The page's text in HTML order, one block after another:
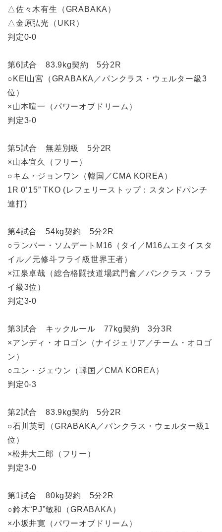
△佐々木有生（GRABAKA）
△金原弘光（UKR）
判定0-0
第6試合 83.9kg契約 5分2R
○KEI山宮（GRABAKA／パンクラス・ウェルター級3
位）
×山本喧一（パワーオブドリーム）
判定3-0
第5試合 無差別級 5分2R
×山本宜久（フリー）
○キム・ジョンワン（韓国／CMA KOREA）
1R 0’15” TKO (レフェリーストップ：スタンドパンチ
連打)
第4試合 54kg契約 5分2R
○ランバー・ソムデートM16（タイ／M16ムエタイスタ
イル／元修斗フライ級世界王者）
×江泉卓哉（総合格闘技道場武門會／パンクラス・フラ
イ級3位）
判定3-0
第3試合 キックルール 77kg契約 3分3R
×アンディ・オロゴン（ナイジェリア／チーム・オロゴ
ン）
○ユン・ジェウン（韓国／CMA KOREA）
判定0-3
第2試合 83.9kg契約 5分2R
○石川英司（GRABAKA／パンクラス・ウェルター級1
位）
×松井大二郎（フリー）
判定3-0
第1試合 80kg契約 5分2R
○鈴木“PJ”敏和（GRABAKA）
×小坂井寛（パワーオブドリーム）